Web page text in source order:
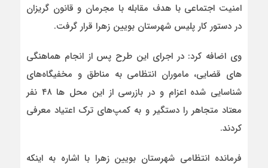
امنیت اجتماعی با هدف مقابله با مجرمان و قانون گريزان
در دستور کار پلیس شهرستان بویین زهرا قرار گرفت.
وی اضافه کرد: در اجرای این طرح پس از انجام هماهنگی
های قضایی، ماموران انتظامی به مناطق و مخفیگاه‌های
شناسایی شده اعزام و در بازرسی از این محل ها ۴۸ نفر
معتاد متجاهر را دستگیر و به کمپ‌های ترک اعتیاد معرفی
کردند.
فرمانده انتظامی شهرستان بویین زهرا با اشاره به اینکه